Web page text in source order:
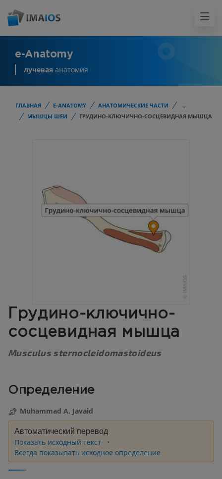
e-Anatomy
лучевая анатомия
ГЛАВНАЯ E-ANATOMY АНАТОМИЧЕСКИЕ ЧАСТИ
...
МЫШЦЫ ШЕИ
ГРУДИНО-КЛЮЧИЧНО-СОСЦЕВИДНАЯ МЫШЦА
Грудино-ключично-
сосцевидная мышца
Musculus sternocleidomastoideus
Определение
Muhammad A. Javaid
Автоматический перевод
Показать исходный текст
Всегда показывать исходное определение